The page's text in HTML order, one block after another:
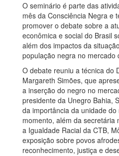
O seminário é parte das
mês da Consciência Negra e
promover o debate sobre a
econômica e social do Brasil
além dos impactos da
população negra no mercado
O debate reuniu a técnica do
Margareth Simões, que
a inserção do negro no
presidente da Unegro Bahia,
da importância da unidade
momento, além da secretária
a Igualdade Racial da CTB,
exposição sobre povos
reconhecimento, justiça e